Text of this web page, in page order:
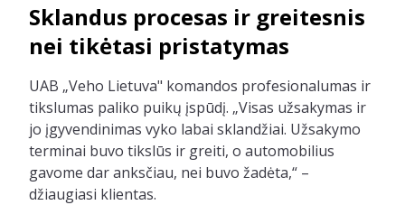
Sklandus procesas ir greitesnis
nei tikėtasi pristatymas
UAB „Veho Lietuva" komandos profesionalumas ir
tikslumas paliko puikų įspūdį. „Visas užsakymas ir
jo įgyvendinimas vyko labai sklandžiai. Užsakymo
terminai buvo tikslūs ir greiti, o automobilius
gavome dar anksčiau, nei buvo žadėta,“ –
džiaugiasi klientas.